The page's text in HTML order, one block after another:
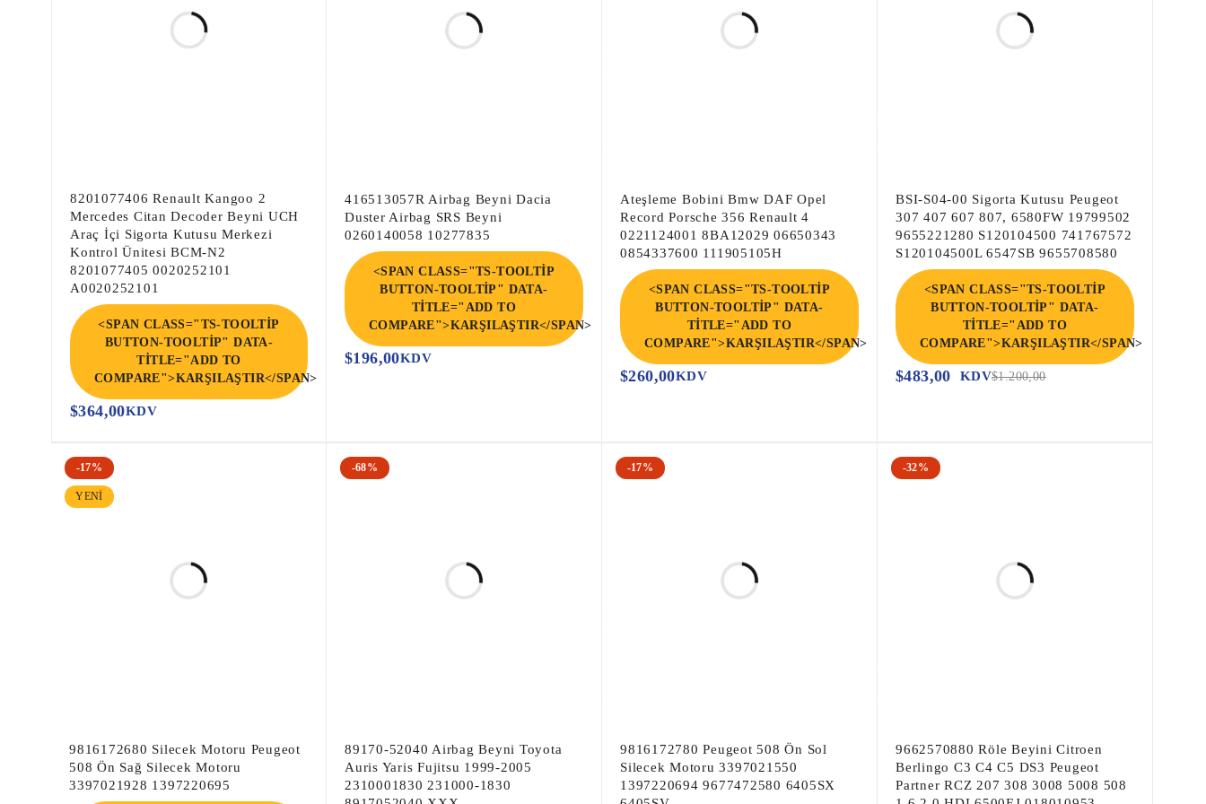
8201077406 Renault Kangoo 2
Mercedes Citan Decoder Beyni UCH
Araç İçi Sigorta Kutusu Merkezi
Kontrol Ünitesi BCM-N2
8201077405 0020252101
A0020252101
<SPAN CLASS="TS-TOOLTIP
BUTTON-TOOLTIP" DATA-
TITLE="ADD TO
COMPARE">KARŞILAŞTIR</SPAN>
$364,00KDV
416513057R Airbag Beyni Dacia
Duster Airbag SRS Beyni
0260140058 10277835
<SPAN CLASS="TS-TOOLTIP
BUTTON-TOOLTIP" DATA-
TITLE="ADD TO
COMPARE">KARŞILAŞTIR</SPAN>
$196,00KDV
Ateşleme Bobini Bmw DAF Opel
Record Porsche 356 Renault 4
0221124001 8BA12029 06650343
0854337600 111905105H
<SPAN CLASS="TS-TOOLTIP
BUTTON-TOOLTIP" DATA-
TITLE="ADD TO
COMPARE">KARŞILAŞTIR</SPAN>
$260,00KDV
BSI-S04-00 Sigorta Kutusu Peugeot
307 407 607 807, 6580FW 19799502
9655221280 S120104500 741767572
S120104500L 6547SB 9655708580
<SPAN CLASS="TS-TOOLTIP
BUTTON-TOOLTIP" DATA-
TITLE="ADD TO
COMPARE">KARŞILAŞTIR</SPAN>
$1.200,00
$483,00 KDV
-17%
YENI
9816172680 Silecek Motoru Peugeot
508 Ön Sağ Silecek Motoru
3397021928 1397220695
-68%
89170-52040 Airbag Beyni Toyota
Auris Yaris Fujitsu 1999-2005
2310001830 231000-1830
-17%
9816172780 Peugeot 508 Ön Sol
Silecek Motoru 3397021550
1397220694 9677472580 6405SX
-32%
9662570880 Röle Beyini Citroen
Berlingo C3 C4 C5 DS3 Peugeot
Partner RCZ 207 308 3008 5008 508